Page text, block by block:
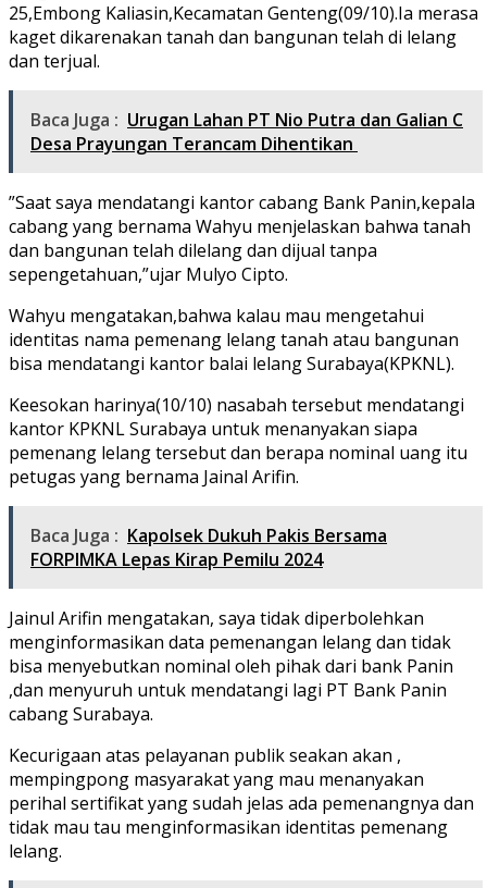
25,Embong Kaliasin,Kecamatan Genteng(09/10).Ia merasa
kaget dikarenakan tanah dan bangunan telah di lelang
dan terjual.
Baca Juga : Urugan Lahan PT Nio Putra dan Galian C
Desa Prayungan Terancam Dihentikan
”Saat saya mendatangi kantor cabang Bank Panin,kepala
cabang yang bernama Wahyu menjelaskan bahwa tanah
dan bangunan telah dilelang dan dijual tanpa
sepengetahuan,”ujar Mulyo Cipto.
Wahyu mengatakan,bahwa kalau mau mengetahui
identitas nama pemenang lelang tanah atau bangunan
bisa mendatangi kantor balai lelang Surabaya(KPKNL).
Keesokan harinya(10/10) nasabah tersebut mendatangi
kantor KPKNL Surabaya untuk menanyakan siapa
pemenang lelang tersebut dan berapa nominal uang itu
petugas yang bernama Jainal Arifin.
Baca Juga : Kapolsek Dukuh Pakis Bersama
FORPIMKA Lepas Kirap Pemilu 2024
Jainul Arifin mengatakan, saya tidak diperbolehkan
menginformasikan data pemenangan lelang dan tidak
bisa menyebutkan nominal oleh pihak dari bank Panin
,dan menyuruh untuk mendatangi lagi PT Bank Panin
cabang Surabaya.
Kecurigaan atas pelayanan publik seakan akan ,
mempingpong masyarakat yang mau menanyakan
perihal sertifikat yang sudah jelas ada pemenangnya dan
tidak mau tau menginformasikan identitas pemenang
lelang.